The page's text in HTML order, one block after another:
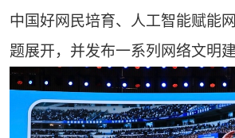
中国好网民培育、人工智能赋能
题展开，并发布一系列网络文明建